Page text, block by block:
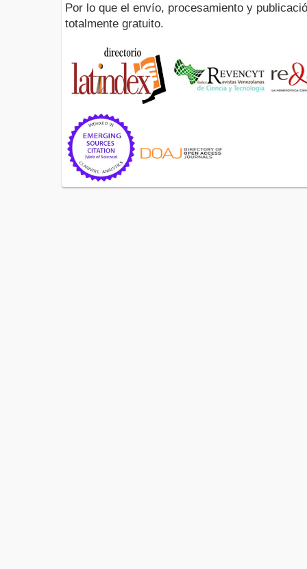
Por lo que el envío, procesamiento y
totalmente gratuito.